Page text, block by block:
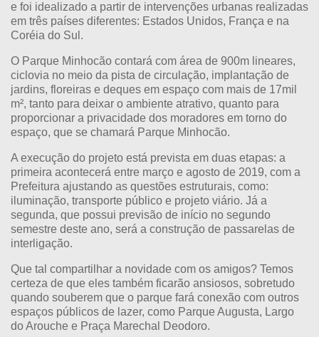
e foi idealizado a partir de intervenções urbanas realizadas
em três países diferentes: Estados Unidos, França e na
Coréia do Sul.
O Parque Minhocão contará com área de 900m lineares,
ciclovia no meio da pista de circulação, implantação de
jardins, floreiras e deques em espaço com mais de 17mil
m², tanto para deixar o ambiente atrativo, quanto para
proporcionar a privacidade dos moradores em torno do
espaço, que se chamará Parque Minhocão.
A execução do projeto está prevista em duas etapas: a
primeira acontecerá entre março e agosto de 2019, com a
Prefeitura ajustando as questões estruturais, como:
iluminação, transporte público e projeto viário. Já a
segunda, que possui previsão de início no segundo
semestre deste ano, será a construção de passarelas de
interligação.
Que tal compartilhar a novidade com os amigos? Temos
certeza de que eles também ficarão ansiosos, sobretudo
quando souberem que o parque fará conexão com outros
espaços públicos de lazer, como Parque Augusta, Largo
do Arouche e Praça Marechal Deodoro.